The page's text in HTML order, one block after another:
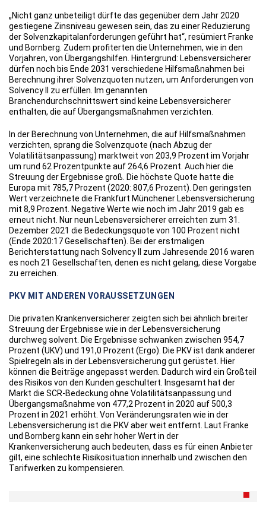
„Nicht ganz unbeteiligt dürfte das gegenüber dem Jahr 2020
gestiegene Zinsniveau gewesen sein, das zu einer Reduzierung
der Solvenzkapitalanforderungen geführt hat“, resümiert Franke
und Bornberg. Zudem profiterten die Unternehmen, wie in den
Vorjahren, von Übergangshilfen. Hintergrund: Lebensversicherer
dürfen noch bis Ende 2031 verschiedene Hilfsmaßnahmen bei
Berechnung ihrer Solvenzquoten nutzen, um Anforderungen von
Solvency II zu erfüllen. Im genannten
Branchendurchschnittswert sind keine Lebensversicherer
enthalten, die auf Übergangsmaßnahmen verzichten.
In der Berechnung von Unternehmen, die auf Hilfsmaßnahmen
verzichten, sprang die Solvenzquote (nach Abzug der
Volatilitätsanpassung) marktweit von 203,9 Prozent im Vorjahr
um rund 62 Prozentpunkte auf 264,6 Prozent. Auch hier die
Streuung der Ergebnisse groß. Die höchste Quote hatte die
Europa mit 785,7 Prozent (2020: 807,6 Prozent). Den geringsten
Wert verzeichnete die Frankfurt Münchener Lebensversicherung
mit 8,9 Prozent. Negative Werte wie noch im Jahr 2019 gab es
erneut nicht. Nur neun Lebensversicherer erreichten zum 31.
Dezember 2021 die Bedeckungsquote von 100 Prozent nicht
(Ende 2020:17 Gesellschaften). Bei der erstmaligen
Berichterstattung nach Solvency II zum Jahresende 2016 waren
es noch 21 Gesellschaften, denen es nicht gelang, diese Vorgabe
zu erreichen.
PKV MIT ANDEREN VORAUSSETZUNGEN
Die privaten Krankenversicherer zeigten sich bei ähnlich breiter
Streuung der Ergebnisse wie in der Lebensversicherung
durchweg solvent. Die Ergebnisse schwanken zwischen 954,7
Prozent (UKV) und 191,0 Prozent (Ergo). Die PKV ist dank anderer
Spielregeln als in der Lebensversicherung gut gerüstet. Hier
können die Beiträge angepasst werden. Dadurch wird ein Großteil
des Risikos von den Kunden geschultert. Insgesamt hat der
Markt die SCR-Bedeckung ohne Volatilitätsanpassung und
Übergangsmaßnahme von 477,2 Prozent in 2020 auf 500,3
Prozent in 2021 erhöht. Von Veränderungsraten wie in der
Lebensversicherung ist die PKV aber weit entfernt. Laut Franke
und Bornberg kann ein sehr hoher Wert in der
Krankenversicherung auch bedeuten, dass es für einen Anbieter
gilt, eine schlechte Risikosituation innerhalb und zwischen den
Tarifwerken zu kompensieren.